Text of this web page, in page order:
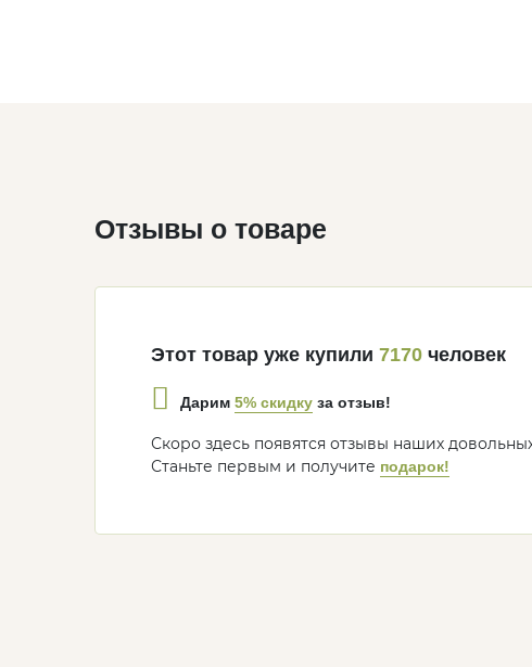
Отзывы о товаре
Этот товар уже купили7170 человек
Дарим 5% скидку за отзыв!
Скоро здесь появятся отзывы наших
Станьте первым и получите подарок!